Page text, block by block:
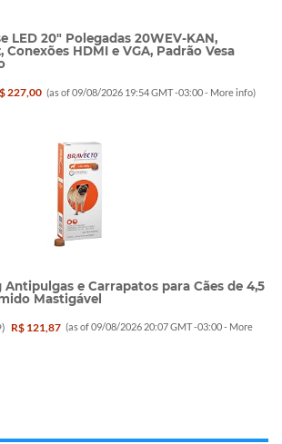
LED 20" Polegadas 20WEV-KAN,
Conexões HDMI e VGA, Padrão Vesa
227,00 (as of 09/08/2026 19:54 GMT -03:00 - More info)
e Carrapatos para Cães de 4,5
Mastigável
) R$ 121,87 (as of 09/08/2026 20:07 GMT -03:00 - More